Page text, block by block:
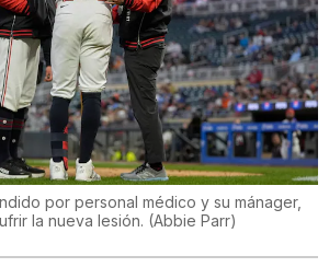
por personal médico y su mánager,
la nueva lesión. (Abbie Parr)